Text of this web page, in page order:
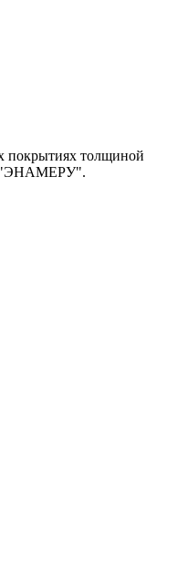
покрытиях толщиной
"ЭНАМЕРУ".